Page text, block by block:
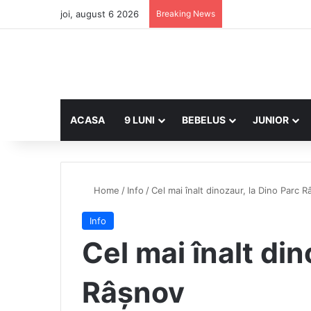
joi, august 6 2026 Breaking News
ACASA 9 LUNI BEBELUS JUNIOR
Home / Info /Cel mai înalt dinozaur, la Dino Parc
Info
Cel mai înalt
Râșnov